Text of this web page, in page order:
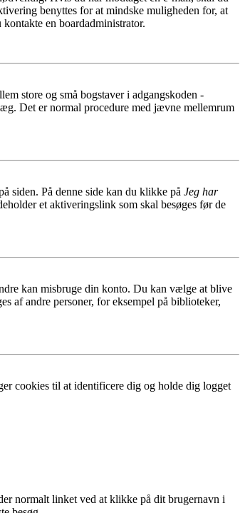
benyttes for at mindske muligheden for, at
en boardadministrator.
store og små bogstaver i adgangskoden -
Det er normal procedure med jævne mellemrum
siden. På denne side kan du klikke på Jeg har
et aktiveringslink som skal besøges før de
kan misbruge din konto. Du kan vælge at blive
af andre personer, for eksempel på biblioteker,
cookies til at identificere dig og holde dig logget
normalt linket ved at klikke på dit brugernavn i